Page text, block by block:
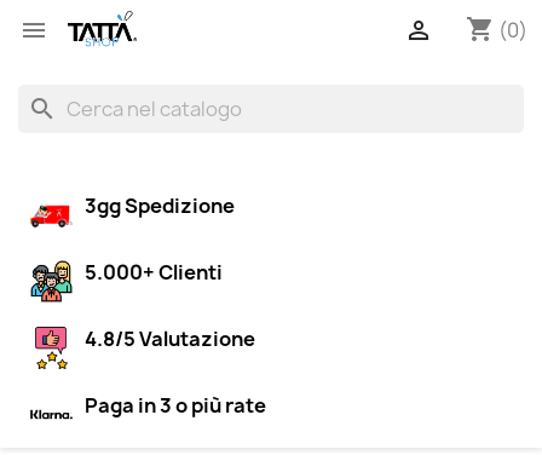
 shopping_cart (0)

search
3gg Spedizione
5.000+ Clienti
4.8/5 Valutazione
Paga in 3 o più rate